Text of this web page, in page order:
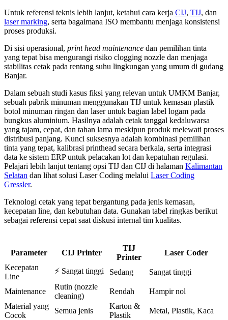
Untuk referensi teknis lebih lanjut, ketahui cara kerja CIJ, TIJ, dan
laser marking, serta bagaimana ISO membantu menjaga konsistensi
proses produksi.
Di sisi operasional, print head maintenance dan pemilihan tinta
yang tepat bisa mengurangi risiko clogging nozzle dan menjaga
stabilitas cetak pada rentang suhu lingkungan yang umum di gudang
Banjar.
Dalam sebuah studi kasus fiksi yang relevan untuk UMKM Banjar,
sebuah pabrik minuman menggunakan TIJ untuk kemasan plastik
botol minuman ringan dan laser untuk bagian label logam pada
bungkus aluminium. Hasilnya adalah cetak tanggal kedaluwarsa
yang tajam, cepat, dan tahan lama meskipun produk melewati proses
distribusi panjang. Kunci suksesnya adalah kombinasi pemilihan
tinta yang tepat, kalibrasi printhead secara berkala, serta integrasi
data ke sistem ERP untuk pelacakan lot dan kepatuhan regulasi.
Pelajari lebih lanjut tentang opsi TIJ dan CIJ di halaman Kalimantan
Selatan dan lihat solusi Laser Coding melalui Laser Coding
Gressler.
Teknologi cetak yang tepat bergantung pada jenis kemasan,
kecepatan line, dan kebutuhan data. Gunakan tabel ringkas berikut
sebagai referensi cepat saat diskusi internal tim kualitas.
Parameter CIJ Printer
TIJ
Printer
Laser Coder
Kecepatan
Line
⚡ Sangat tinggi Sedang Sangat tinggi
Maintenance
Rutin (nozzle
cleaning)
Rendah
Hampir nol
Material yang
Cocok
Semua jenis
Karton &
Plastik
Metal, Plastik, Kaca